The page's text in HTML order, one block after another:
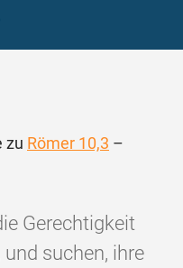
zu Römer 10,3 –
Gerechtigkeit
suchen, ihre